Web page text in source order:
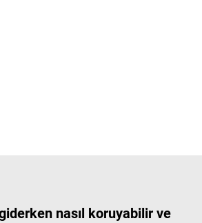
giderken nasıl koruyabilir ve